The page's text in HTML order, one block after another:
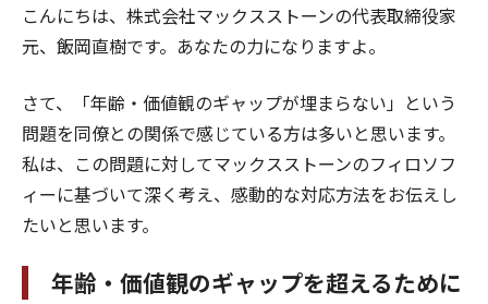
こんにちは、株式会社マックスストーンの代表取締役家
元、飯岡直樹です。あなたの力になりますよ。
さて、「年齢・価値観のギャップが埋まらない」という
問題を同僚との関係で感じている方は多いと思います。
私は、この問題に対してマックスストーンのフィロソフ
ィーに基づいて深く考え、感動的な対応方法をお伝えし
たいと思います。
年齢・価値観のギャップを超えるために